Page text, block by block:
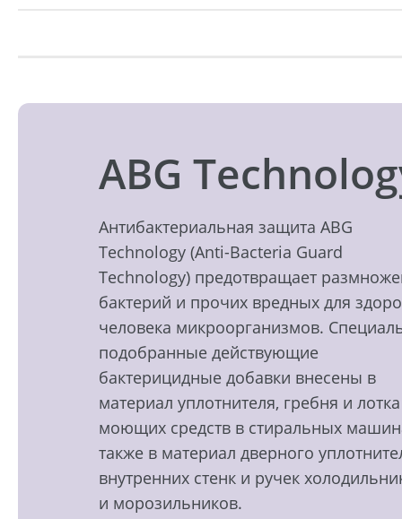
ABG
Антибактериальная защита ABG
Technology (Anti-Bacteria Guard
Technology) предотвращает
бактерий и прочих вредных для
человека микроорганизмов.
подобранные действующие
бактерицидные добавки внесены в
материал уплотнителя, гребня и
моющих средств в стиральных
также в материал дверного
внутренних стенк и ручек
и морозильников.